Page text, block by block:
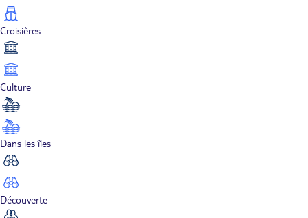
Croisières
Culture
Dans les îles
Découverte